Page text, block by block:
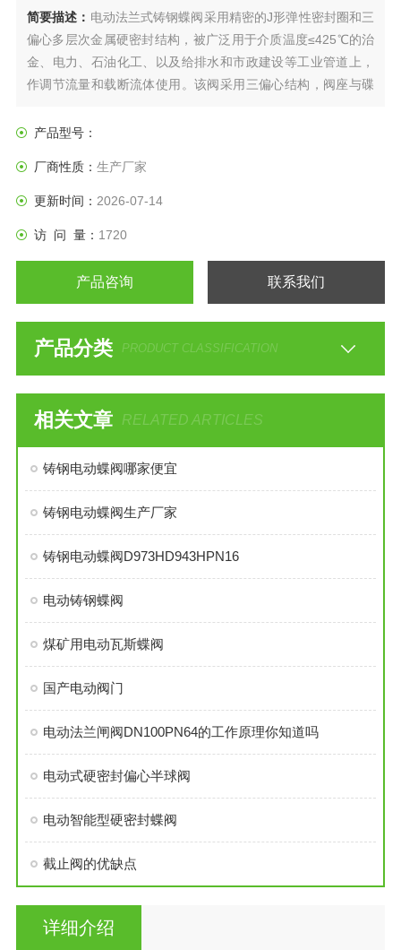
简要描述： 电动法兰式铸钢蝶阀采用精密的J形弹性密封圈和三
偏心多层次金属硬密封结构，被广泛用于介质温度≤425℃的治
金、电力、石油化工、以及给排水和市政建设等工业管道上，
作调节流量和载断流体使用。该阀采用三偏心结构，阀座与碟
性，使用寿命长，本阀均有双向密封功能，产品符合国家
产品型号：
厂商性质： 生产厂家
更新时间： 2026-07-14
访 问 量： 1720
产品咨询 联系我们
产品分类 PRODUCT CLASSIFICATION
相关文章 RELATED ARTICLES
铸钢电动蝶阀哪家便宜
铸钢电动蝶阀生产厂家
铸钢电动蝶阀D973HD943HPN16
电动铸钢蝶阀
煤矿用电动瓦斯蝶阀
国产电动阀门
电动法兰闸阀DN100PN64的工作原理你知道吗
电动式硬密封偏心半球阀
电动智能型硬密封蝶阀
截止阀的优缺点
详细介绍